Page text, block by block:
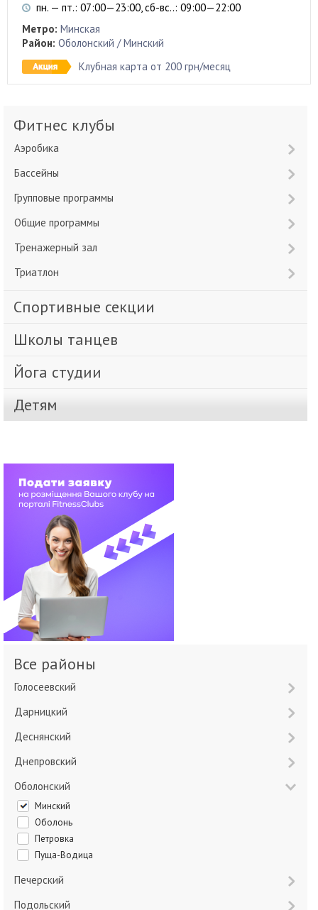
пн. — пт.: 07:00—23:00, сб-вс..: 09:00—22:00
Метро: Минская
Район: Оболонский / Минский
Клубная карта от 200 грн/месяц
Фитнес клубы
Аэробика
Бассейны
Групповые программы
Общие программы
Тренажерный зал
Триатлон
Спортивные секции
Школы танцев
Йога студии
Детям
Все районы
Голосеевский
Дарницкий
Деснянский
Днепровский
Оболонский
Минский
Оболонь
Петровка
Пуща-Водица
Печерский
Подольский